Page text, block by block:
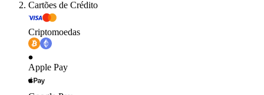
Cartões de Crédito
Criptomoedas
Apple Pay